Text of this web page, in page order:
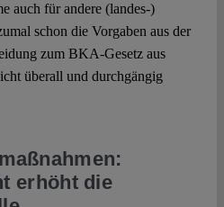
auch für andere (landes-)
schon die Vorgaben aus der
zum BKA-Gesetz aus
überall und durchgängig
erhöht die